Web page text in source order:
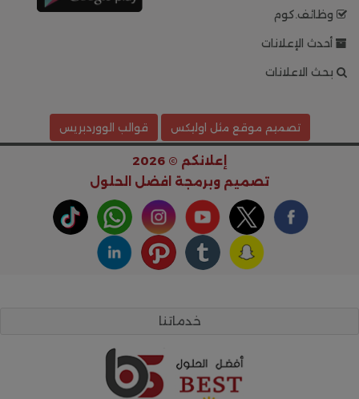
وظائف.كوم
أحدث الإعلانات
بحث الاعلانات
تصميم موقع مثل اوليكس قوالب الووردبريس
إعلانكم © 2026
تصميم وبرمجة افضل الحلول
خدماتنا